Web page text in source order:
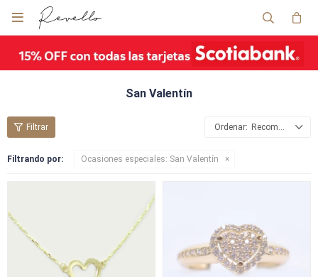

San Valentín
Recomendados
Filtrando por: Ocasiones especiales: San Valentín